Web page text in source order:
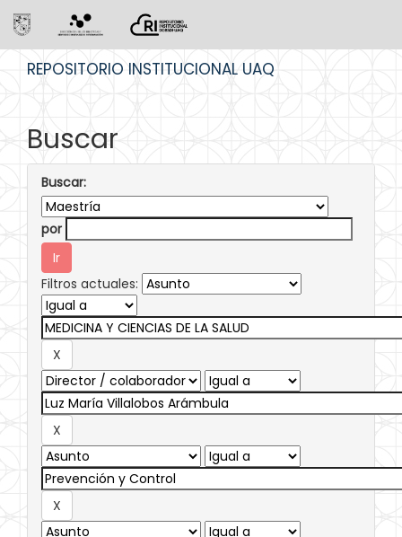
REPOSITORIO INSTITUCIONAL UAQ
Buscar
Buscar:
por
Filtros actuales: